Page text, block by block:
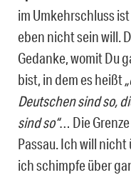
im Umkehrschluss
eben nicht sein will.
Gedanke, womit Du
bist, in dem es heißt
Deutschen sind so,
sind so“… Die
Passau. Ich will
ich schimpfe über